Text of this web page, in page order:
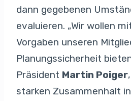
dann gegebenen
evaluieren. „Wir wollen
Vorgaben unseren
Planungssicherheit
Präsident Martin Poiger
starken Zusammenhalt